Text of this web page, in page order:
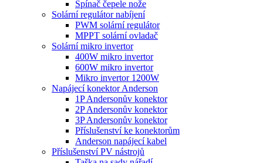
Spínač čepele nože
Solární regulátor nabíjení
PWM solární regulátor
MPPT solární ovladač
Solární mikro invertor
400W mikro invertor
600W mikro invertor
Mikro invertor 1200W
Napájecí konektor Anderson
1P Andersonův konektor
2P Andersonův konektor
3P Andersonův konektor
Příslušenství ke konektorům
Anderson napájecí kabel
Příslušenství PV nástrojů